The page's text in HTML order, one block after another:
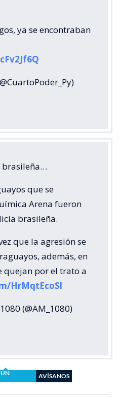
ya se encontraban
brasileña…
que se
Arena fueron
brasileña.
que la agresión se
además, en
quejan por el trato a
HrMqtEcoSl
(@AM_1080)
UN
AVÍSANOS